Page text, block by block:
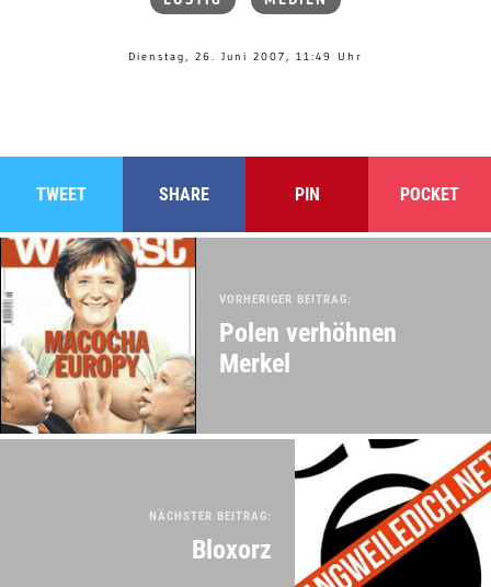
Dienstag, 26. Juni 2007, 11:49 Uhr
TWEET SHARE PIN POCKET
VORHERIGER BEITRAG:
Polen verhöhnen
Merkel
NÄCHSTER BEITRAG:
Bloxorz